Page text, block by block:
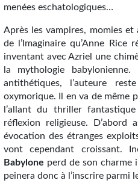
menées eschatologiques…
Après les vampires, momies et
de l’Imaginaire qu’Anne Rice
inventant avec Azriel une
la mythologie
antithétiques, l’auteure
oxymorique. Il en va de même
l’allant du thriller
réflexion religieuse. D’abord
évocation des étranges
vont cependant croissant.
Babylone perd de son charme
peinera donc à l’inscrire parmi